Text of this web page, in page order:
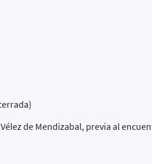
de Mendizabal, previa al